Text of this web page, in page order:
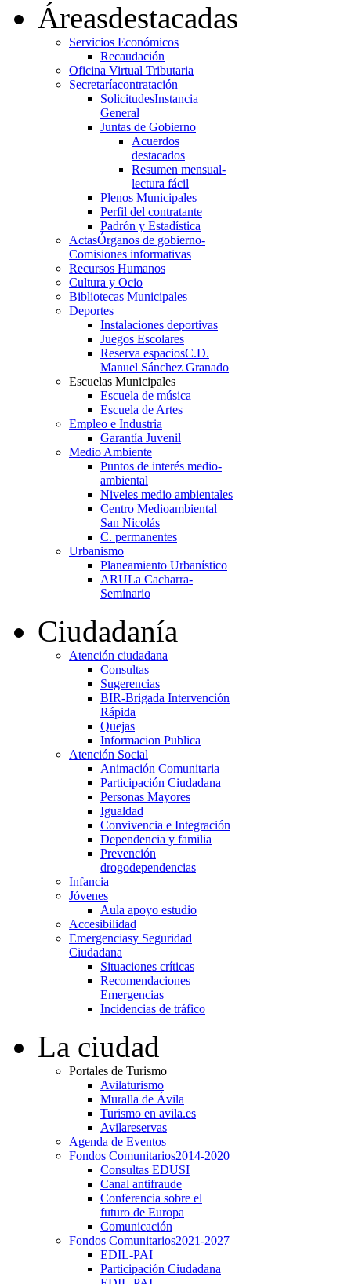
Áreasdestacadas
Servicios Económicos
Recaudación
Oficina Virtual Tributaria
Secretaríacontratación
SolicitudesInstancia
General
Juntas de Gobierno
Acuerdos
destacados
Resumen mensual-
lectura fácil
Plenos Municipales
Perfil del contratante
Padrón y Estadística
ActasÓrganos de gobierno-
Comisiones informativas
Recursos Humanos
Cultura y Ocio
Bibliotecas Municipales
Deportes
Instalaciones deportivas
Juegos Escolares
Reserva espaciosC.D.
Manuel Sánchez Granado
Escuelas Municipales
Escuela de música
Escuela de Artes
Empleo e Industria
Garantía Juvenil
Medio Ambiente
Puntos de interés medio-
ambiental
Niveles medio ambientales
Centro Medioambiental
San Nicolás
C. permanentes
Urbanismo
Planeamiento Urbanístico
ARULa Cacharra-
Seminario
Ciudadanía
Atención ciudadana
Consultas
Sugerencias
BIR-Brigada Intervención
Rápida
Quejas
Informacion Publica
Atención Social
Animación Comunitaria
Participación Ciudadana
Personas Mayores
Igualdad
Convivencia e Integración
Dependencia y familia
Prevención
drogodependencias
Infancia
Jóvenes
Aula apoyo estudio
Accesibilidad
Emergenciasy Seguridad
Ciudadana
Situaciones críticas
Recomendaciones
Emergencias
Incidencias de tráfico
La ciudad
Portales de Turismo
Avilaturismo
Muralla de Ávila
Turismo en avila.es
Avilareservas
Agenda de Eventos
Fondos Comunitarios2014-2020
Consultas EDUSI
Canal antifraude
Conferencia sobre el
futuro de Europa
Comunicación
Fondos Comunitarios2021-2027
EDIL-PAI
Participación Ciudadana